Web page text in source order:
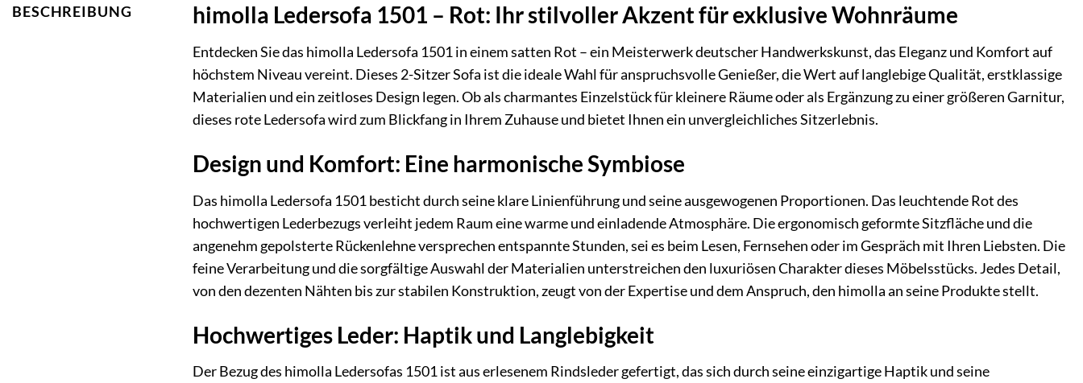
BESCHREIBUNG himolla Ledersofa 1501 – Rot: Ihr stilvoller Akzent für exklusive Wohnräume
Entdecken Sie das himolla Ledersofa 1501 in einem satten Rot – ein Meisterwerk deutscher Handwerkskunst, das Eleganz und Komfort auf
höchstem Niveau vereint. Dieses 2-Sitzer Sofa ist die ideale Wahl für anspruchsvolle Genießer, die Wert auf langlebige Qualität, erstklassige
Materialien und ein zeitloses Design legen. Ob als charmantes Einzelstück für kleinere Räume oder als Ergänzung zu einer größeren Garnitur,
dieses rote Ledersofa wird zum Blickfang in Ihrem Zuhause und bietet Ihnen ein unvergleichliches Sitzerlebnis.
Design und Komfort: Eine harmonische Symbiose
Das himolla Ledersofa 1501 besticht durch seine klare Linienführung und seine ausgewogenen Proportionen. Das leuchtende Rot des
hochwertigen Lederbezugs verleiht jedem Raum eine warme und einladende Atmosphäre. Die ergonomisch geformte Sitzfläche und die
angenehm gepolsterte Rückenlehne versprechen entspannte Stunden, sei es beim Lesen, Fernsehen oder im Gespräch mit Ihren Liebsten. Die
feine Verarbeitung und die sorgfältige Auswahl der Materialien unterstreichen den luxuriösen Charakter dieses Möbelsstücks. Jedes Detail,
von den dezenten Nähten bis zur stabilen Konstruktion, zeugt von der Expertise und dem Anspruch, den himolla an seine Produkte stellt.
Hochwertiges Leder: Haptik und Langlebigkeit
Der Bezug des himolla Ledersofas 1501 ist aus erlesenem Rindsleder gefertigt, das sich durch seine einzigartige Haptik und seine